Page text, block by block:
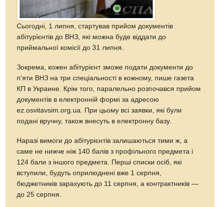
Сьогодні, 1 липня, стартував прийом документів
абітурієнтів до ВНЗ, які можна буде віддати до
приймальної комісії до 31 липня.
Зокрема, кожен абітурієнт зможе подати документи до
п'яти ВНЗ на три спеціальності в кожному, пише газета
КП в Украине. Крім того, паралельно розпочався прийом
документів в електронній формі за адресою
ez.osvitavsim.org.ua. При цьому всі заявки, які були
подані вручну, також внесуть в електронну базу.
Наразі вимоги до абітурієнтів залишаються тими ж, а
саме не нижче ніж 140 балів з профільного предмета і
124 бали з іншого предмета. Перші списки осіб, які
вступили, будуть оприлюднені вже 1 серпня,
бюджетників зарахують до 11 серпня, а контрактників —
до 25 серпня.